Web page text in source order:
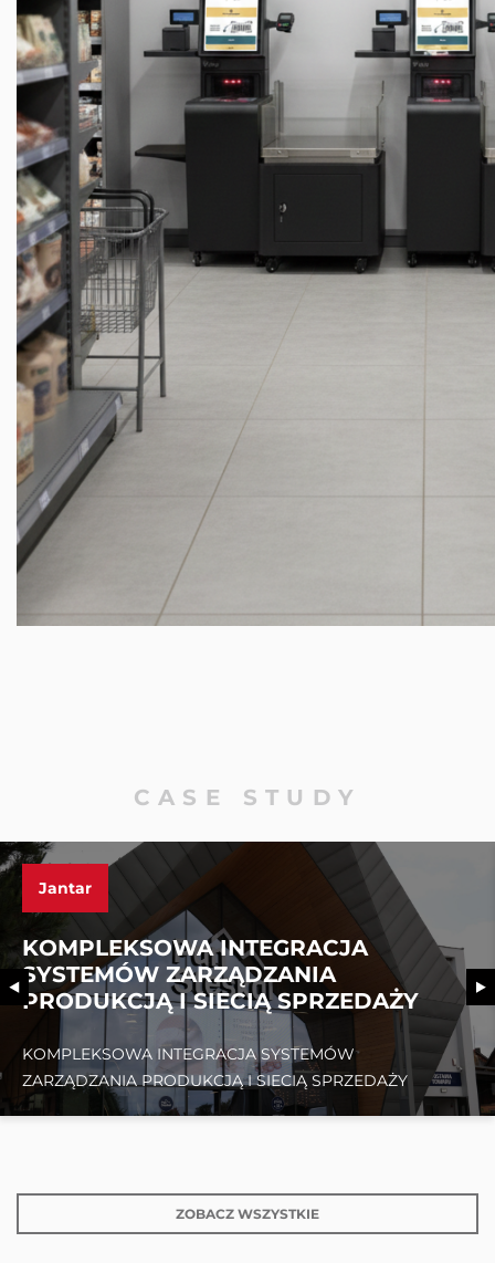
CASE STUDY
Jantar
KOMPLEKSOWA INTEGRACJA
SYSTEMÓW ZARZĄDZANIA
PRODUKCJĄ I SIECIĄ SPRZEDAŻY
KOMPLEKSOWA INTEGRACJA SYSTEMÓW
ZARZĄDZANIA PRODUKCJĄ I SIECIĄ SPRZEDAŻY
ZOBACZ WSZYSTKIE